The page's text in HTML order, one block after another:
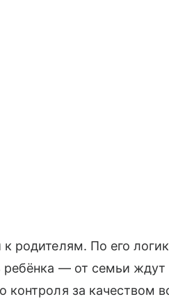
родителям. По его
ребёнка — от семьи
контроля за качеством